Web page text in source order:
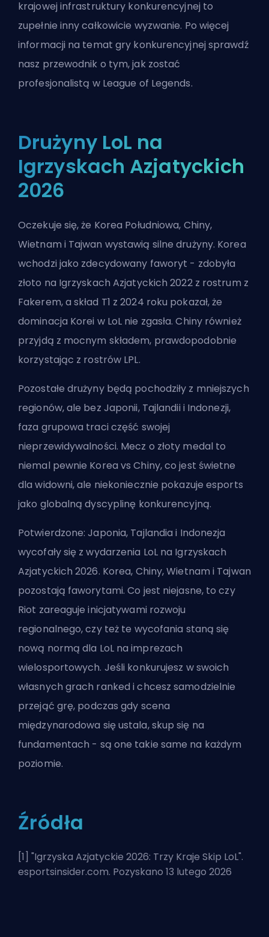
krajowej infrastruktury konkurencyjnej to
zupełnie inny całkowicie wyzwanie. Po więcej
informacji na temat gry konkurencyjnej sprawdź
nasz przewodnik o tym, jak zostać
profesjonalistą w League of Legends.
Drużyny LoL na
Igrzyskach Azjatyckich
2026
Oczekuje się, że Korea Południowa, Chiny,
Wietnam i Tajwan wystawią silne drużyny. Korea
wchodzi jako zdecydowany faworyt - zdobyła
złoto na Igrzyskach Azjatyckich 2022 z rostrum z
Fakerem, a skład T1 z 2024 roku pokazał, że
dominacja Korei w LoL nie zgasła. Chiny również
przyjdą z mocnym składem, prawdopodobnie
korzystając z rostrów LPL.
Pozostałe drużyny będą pochodziły z mniejszych
regionów, ale bez Japonii, Tajlandii i Indonezji,
faza grupowa traci część swojej
nieprzewidywalności. Mecz o złoty medal to
niemal pewnie Korea vs Chiny, co jest świetne
dla widowni, ale niekoniecznie pokazuje esports
jako globalną dyscyplinę konkurencyjną.
Potwierdzone: Japonia, Tajlandia i Indonezja
wycofały się z wydarzenia LoL na Igrzyskach
Azjatyckich 2026. Korea, Chiny, Wietnam i Tajwan
pozostają faworytami. Co jest niejasne, to czy
Riot zareaguje inicjatywami rozwoju
regionalnego, czy też te wycofania staną się
nową normą dla LoL na imprezach
wielosportowych. Jeśli konkurujesz w swoich
własnych grach ranked i chceszsamodzielnie
przejąć grę, podczas gdy scena
międzynarodowa się ustala, skup się na
fundamentach - są one takie same na każdym
poziomie.
Źródła
[1] "Igrzyska Azjatyckie 2026: Trzy Kraje Skip LoL".
esportsinsider.com. Pozyskano 13 lutego 2026